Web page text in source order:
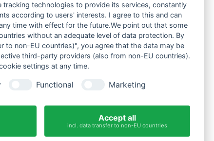
technologies to provide its services, constantly
according to users' interests. I agree to this and can
time with effect for the future.We point out that some
without an adequate level of data protection. By
to non-EU countries)", you agree that the data may be
third-party providers (also from non-EU countries).
settings at any time.
Functional Marketing
Accept all
incl. data transfer to non-EU countries